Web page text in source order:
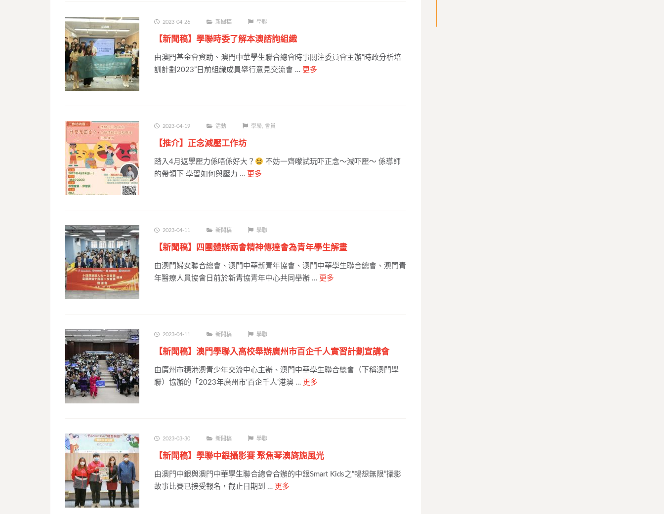
2023-04-26 新聞稿 學聯
【新聞稿】學聯時委了解本澳諮詢組織
由澳門基金會資助、澳門中華學生聯合總會時事關注委員會主辦“時政分析培
訓計劃2023”日前組織成員舉行意見交流會 … 更多
2023-04-19 活動 學聯 會員
【推介】正念減壓工作坊
踏入4月返學壓力係唔係好大？
不妨一齊嚟試玩吓正念～減吓壓～ 係導師
的帶領下 學習如何與壓力 … 更多
2023-04-11 新聞稿 學聯
【新聞稿】四團體辦兩會精神傳達會為青年學生解畫
由澳門婦女聯合總會、澳門中華新青年協會、澳門中華學生聯合總會、澳門青
年醫療人員協會日前於新青協青年中心共同舉辦 … 更多
2023-04-11 新聞稿 學聯
【新聞稿】澳門學聯入高校舉辦廣州市百企千人實習計劃宣講會
由廣州市穗港澳青少年交流中心主辦、澳門中華學生聯合總會（下稱澳門學
聯）協辦的「2023年廣州市‘百企千人’港澳 … 更多
2023-03-30 新聞稿 學聯
【新聞稿】學聯中銀攝影賽 聚焦琴澳旖旎風光
由澳門中銀與澳門中華學生聯合總會合辦的中銀Smart Kids之“暢想無限”攝影
故事比賽已接受報名，截止日期到 … 更多